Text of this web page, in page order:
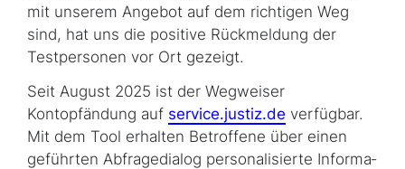
mit unserem Angebot auf dem richtigen Weg
sind, hat uns die positive Rückmeldung der
Testpersonen vor Ort gezeigt.
Seit August 2025 ist der Wegweiser
Kontopfändung auf service.justiz.de verfügbar.
Mit dem Tool erhalten Betroffene über einen
geführten Abfragedialog personalisierte In­for­ma­